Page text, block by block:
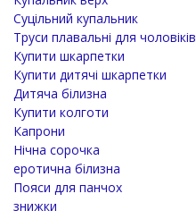
Суцільний купальник
Труси плавальні для чоловіків
Купити шкарпетки
Купити дитячі шкарпетки
Дитяча білизна
Купити колготи
Капрони
Нічна сорочка
еротична білизна
Пояси для панчох
знижки